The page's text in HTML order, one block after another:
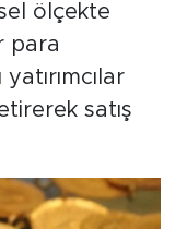
ölçekte
para
satış